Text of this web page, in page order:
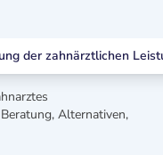
der zahnärztlichen
Alternativen,